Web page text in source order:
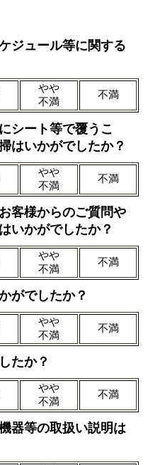
ジュール等に関する
やや
不満
不満
シート等で覆うこ
はいかがでしたか？
やや
不満
不満
客様からのご質問や
いかがでしたか？
やや
不満
不満
がでしたか？
やや
不満
不満
たか？
やや
不満
不満
器等の取扱い説明は